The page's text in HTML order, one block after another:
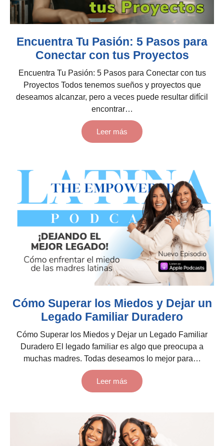
Encuentra Tu Pasión: 5 Pasos para
Conectar con tus Proyectos
Encuentra Tu Pasión: 5 Pasos para Conectar con tus
Proyectos Todos tenemos sueños y proyectos que
deseamos alcanzar, pero a veces puede resultar difícil
encontrar…
Leer más
Cómo Superar los Miedos y Dejar un
Legado Familiar Duradero
Cómo Superar los Miedos y Dejar un Legado Familiar
Duradero El legado familiar es algo que preocupa a
muchas madres. Todas deseamos lo mejor para…
Leer más